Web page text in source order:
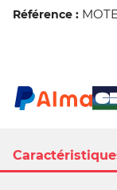
Référence :